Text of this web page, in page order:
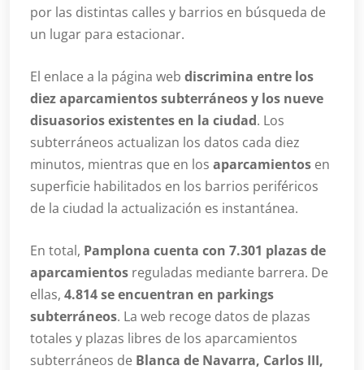
por las distintas calles y barrios en búsqueda de
un lugar para estacionar.
El enlace a la página web discrimina entre los
diez aparcamientos subterráneos y los nueve
disuasorios existentes en la ciudad. Los
subterráneos actualizan los datos cada diez
minutos, mientras que en los aparcamientos en
superficie habilitados en los barrios periféricos
de la ciudad la actualización es instantánea.
En total, Pamplona cuenta con 7.301 plazas de
aparcamientos reguladas mediante barrera. De
ellas, 4.814 se encuentran en parkings
subterráneos. La web recoge datos de plazas
totales y plazas libres de los aparcamientos
subterráneos de Blanca de Navarra, Carlos III,